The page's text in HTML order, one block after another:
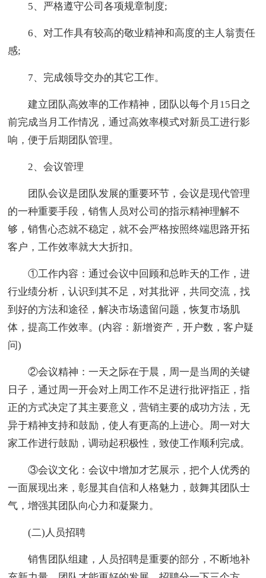
5、严格遵守公司各项规章制度;
6、对工作具有较高的敬业精神和高度的主人翁责任
感;
7、完成领导交办的其它工作。
建立团队高效率的工作精神，团队以每个月15日之
前完成当月工作情况，通过高效率模式对新员工进行影
响，便于后期团队管理。
2、会议管理
团队会议是团队发展的重要环节，会议是现代管理
的一种重要手段，销售人员对公司的指示精神理解不
够，销售心态就不稳定，就不会严格按照终端思路开拓
客户，工作效率就大大折扣。
①工作内容：通过会议中回顾和总昨天的工作，进
行业绩分析，认识到其不足，对其批评，共同交流，找
到好的方法和途径，解决市场遗留问题，恢复市场肌
体，提高工作效率。(内容：新增资产，开户数，客户疑
问)
②会议精神：一天之际在于晨，周一是当周的关键
日子，通过周一开会对上周工作不足进行批评指正，指
正的方式决定了其主要意义，营销主要的成功方法，无
异于精神支持和鼓励，使人有更高的上进心。周一对大
家工作进行鼓励，调动起积极性，致使工作顺利完成。
③会议文化：会议中增加才艺展示，把个人优秀的
一面展现出来，彰显其自信和人格魅力，鼓舞其团队士
气，增强其团队向心力和凝聚力。
(二)人员招聘
销售团队组建，人员招聘是重要的部分，不断地补